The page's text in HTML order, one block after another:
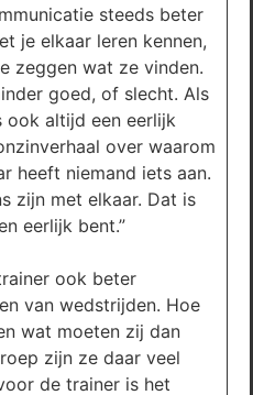
steeds beter
je elkaar leren kennen,
zeggen wat ze vinden.
goed, of slecht. Als
ook altijd een eerlijk
over waarom
heeft niemand iets aan.
zijn met elkaar. Dat is
eerlijk bent.”
ook beter
van wedstrijden. Hoe
wat moeten zij dan
zijn ze daar veel
de trainer is het